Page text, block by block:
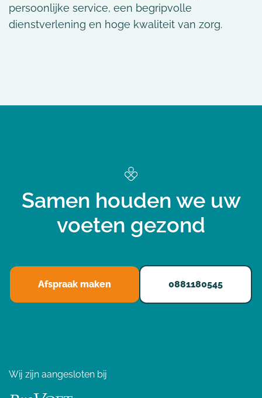
persoonlijke service, een begripvolle
dienstverlening en hoge kwaliteit van zorg.
Samen houden we uw
voeten gezond
Afspraak maken 0881180545
Wij zijn aangesloten bij